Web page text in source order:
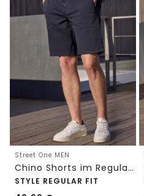
Street One MEN
Chino Shorts im Regular Fit mit Flexbund
STYLE REGULAR FIT